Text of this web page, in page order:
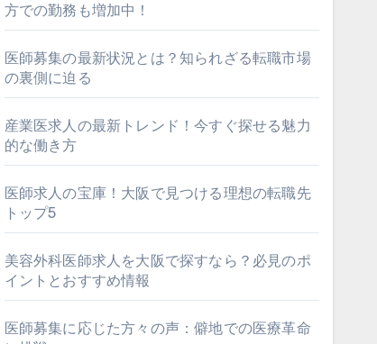
方での勤務も増加中！
医師募集の最新状況とは？知られざる転職市場
の裏側に迫る
産業医求人の最新トレンド！今すぐ探せる魅力
的な働き方
医師求人の宝庫！大阪で見つける理想の転職先
トップ5
美容外科医師求人を大阪で探すなら？必見のポ
イントとおすすめ情報
医師募集に応じた方々の声：僻地での医療革命